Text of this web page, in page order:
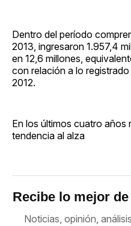
Dentro del período
2013, ingresaron 1.957,4
en 12,6 millones,
con relación a lo
2012.
En los últimos cuatro años
tendencia al alza
Recibe lo mejor
Noticias, opinión,